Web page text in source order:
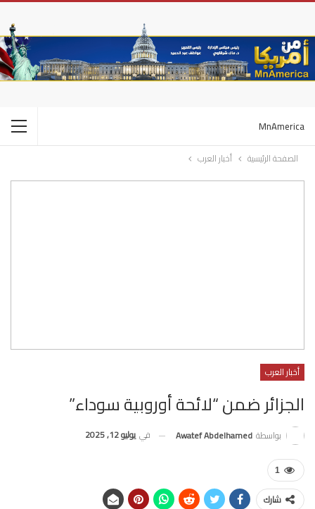
MnAmerica
الصفحة الرئيسية أخبار العرب
أخبار العرب
الجزائر ضمن “لائحة أوروبية سوداء”
بواسطة Awatef Abdelhamed في يوليو 12, 2025
1
شارك